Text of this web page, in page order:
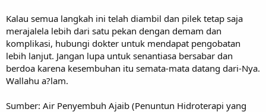
Kalau semua langkah ini telah diambil dan pilek tetap saja
merajalela lebih dari satu pekan dengan demam dan
komplikasi, hubungi dokter untuk mendapat pengobatan
lebih lanjut. Jangan lupa untuk senantiasa bersabar dan
berdoa karena kesembuhan itu semata-mata datang dari-Nya.
Wallahu a?lam.
Sumber: Air Penyembuh Ajaib (Penuntun Hidroterapi yang